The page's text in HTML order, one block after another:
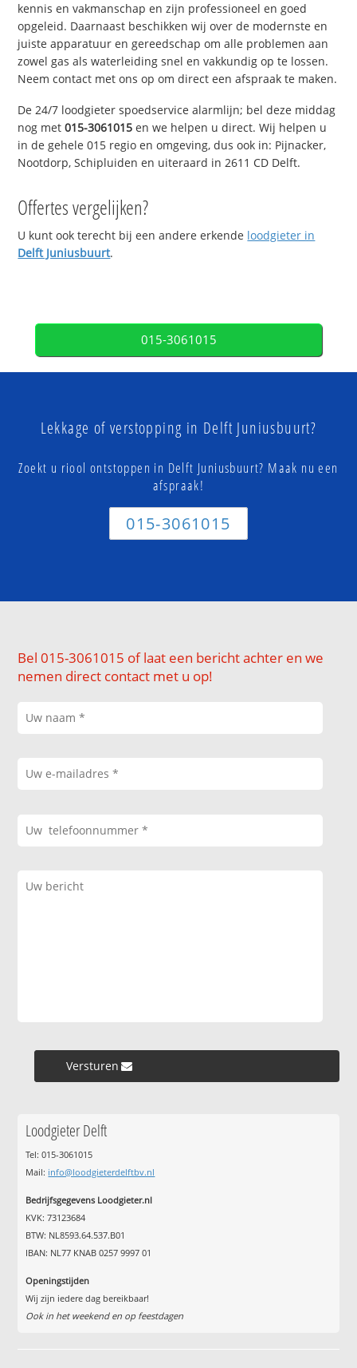
kennis en vakmanschap en zijn professioneel en goed
opgeleid. Daarnaast beschikken wij over de modernste en
juiste apparatuur en gereedschap om alle problemen aan
zowel gas als waterleiding snel en vakkundig op te lossen.
Neem contact met ons op om direct een afspraak te maken.
De 24/7 loodgieter spoedservice alarmlijn; bel deze middag
nog met015-3061015 en we helpen u direct. Wij helpen u
in de gehele 015 regio en omgeving, dus ook in: Pijnacker,
Nootdorp, Schipluiden en uiteraard in 2611 CD Delft.
Offertes vergelijken?
U kunt ook terecht bij een andere erkende loodgieter in
Delft Juniusbuurt.
015-3061015
Lekkage of verstopping in Delft Juniusbuurt?
Zoekt u riool ontstoppen in Delft Juniusbuurt? Maak nu een
afspraak!
015-3061015
Bel 015-3061015 of laat een bericht achter en we
nemen direct contact met u op!
Versturen »
Loodgieter Delft
Tel: 015-3061015
Mail: info@loodgieterdelftbv.nl
Bedrijfsgegevens Loodgieter.nl
KVK: 73123684
BTW: NL8593.64.537.B01
IBAN: NL77 KNAB 0257 9997 01
Openingstijden
Wij zijn iedere dag bereikbaar!
Ook in het weekend en op feestdagen